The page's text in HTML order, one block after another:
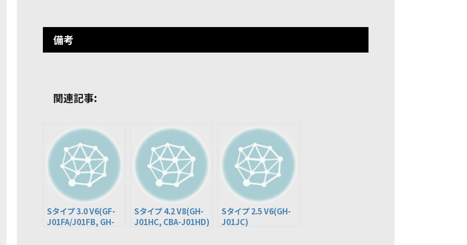
備考
関連記事:
Sタイプ 3.0 V6(GF-
J01FA/J01FB, GH-
Sタイプ 4.2 V8(GH-
J01HC, CBA-J01HD)
Sタイプ 2.5 V6(GH-
J01JC)